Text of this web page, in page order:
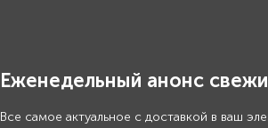
Еженедельный анонс
Все самое актуальное с доставкой в ваш